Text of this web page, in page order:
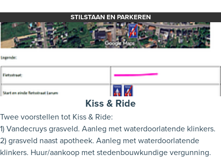
STILSTAAN EN PARKEREN
Kiss & Ride
Twee voorstellen tot Kiss & Ride:
1) Vandecruys grasveld. Aanleg met waterdoorlatende klinkers.
2) grasveld naast apotheek. Aanleg met waterdoorlatende
klinkers. Huur/aankoop met stedenbouwkundige vergunning.